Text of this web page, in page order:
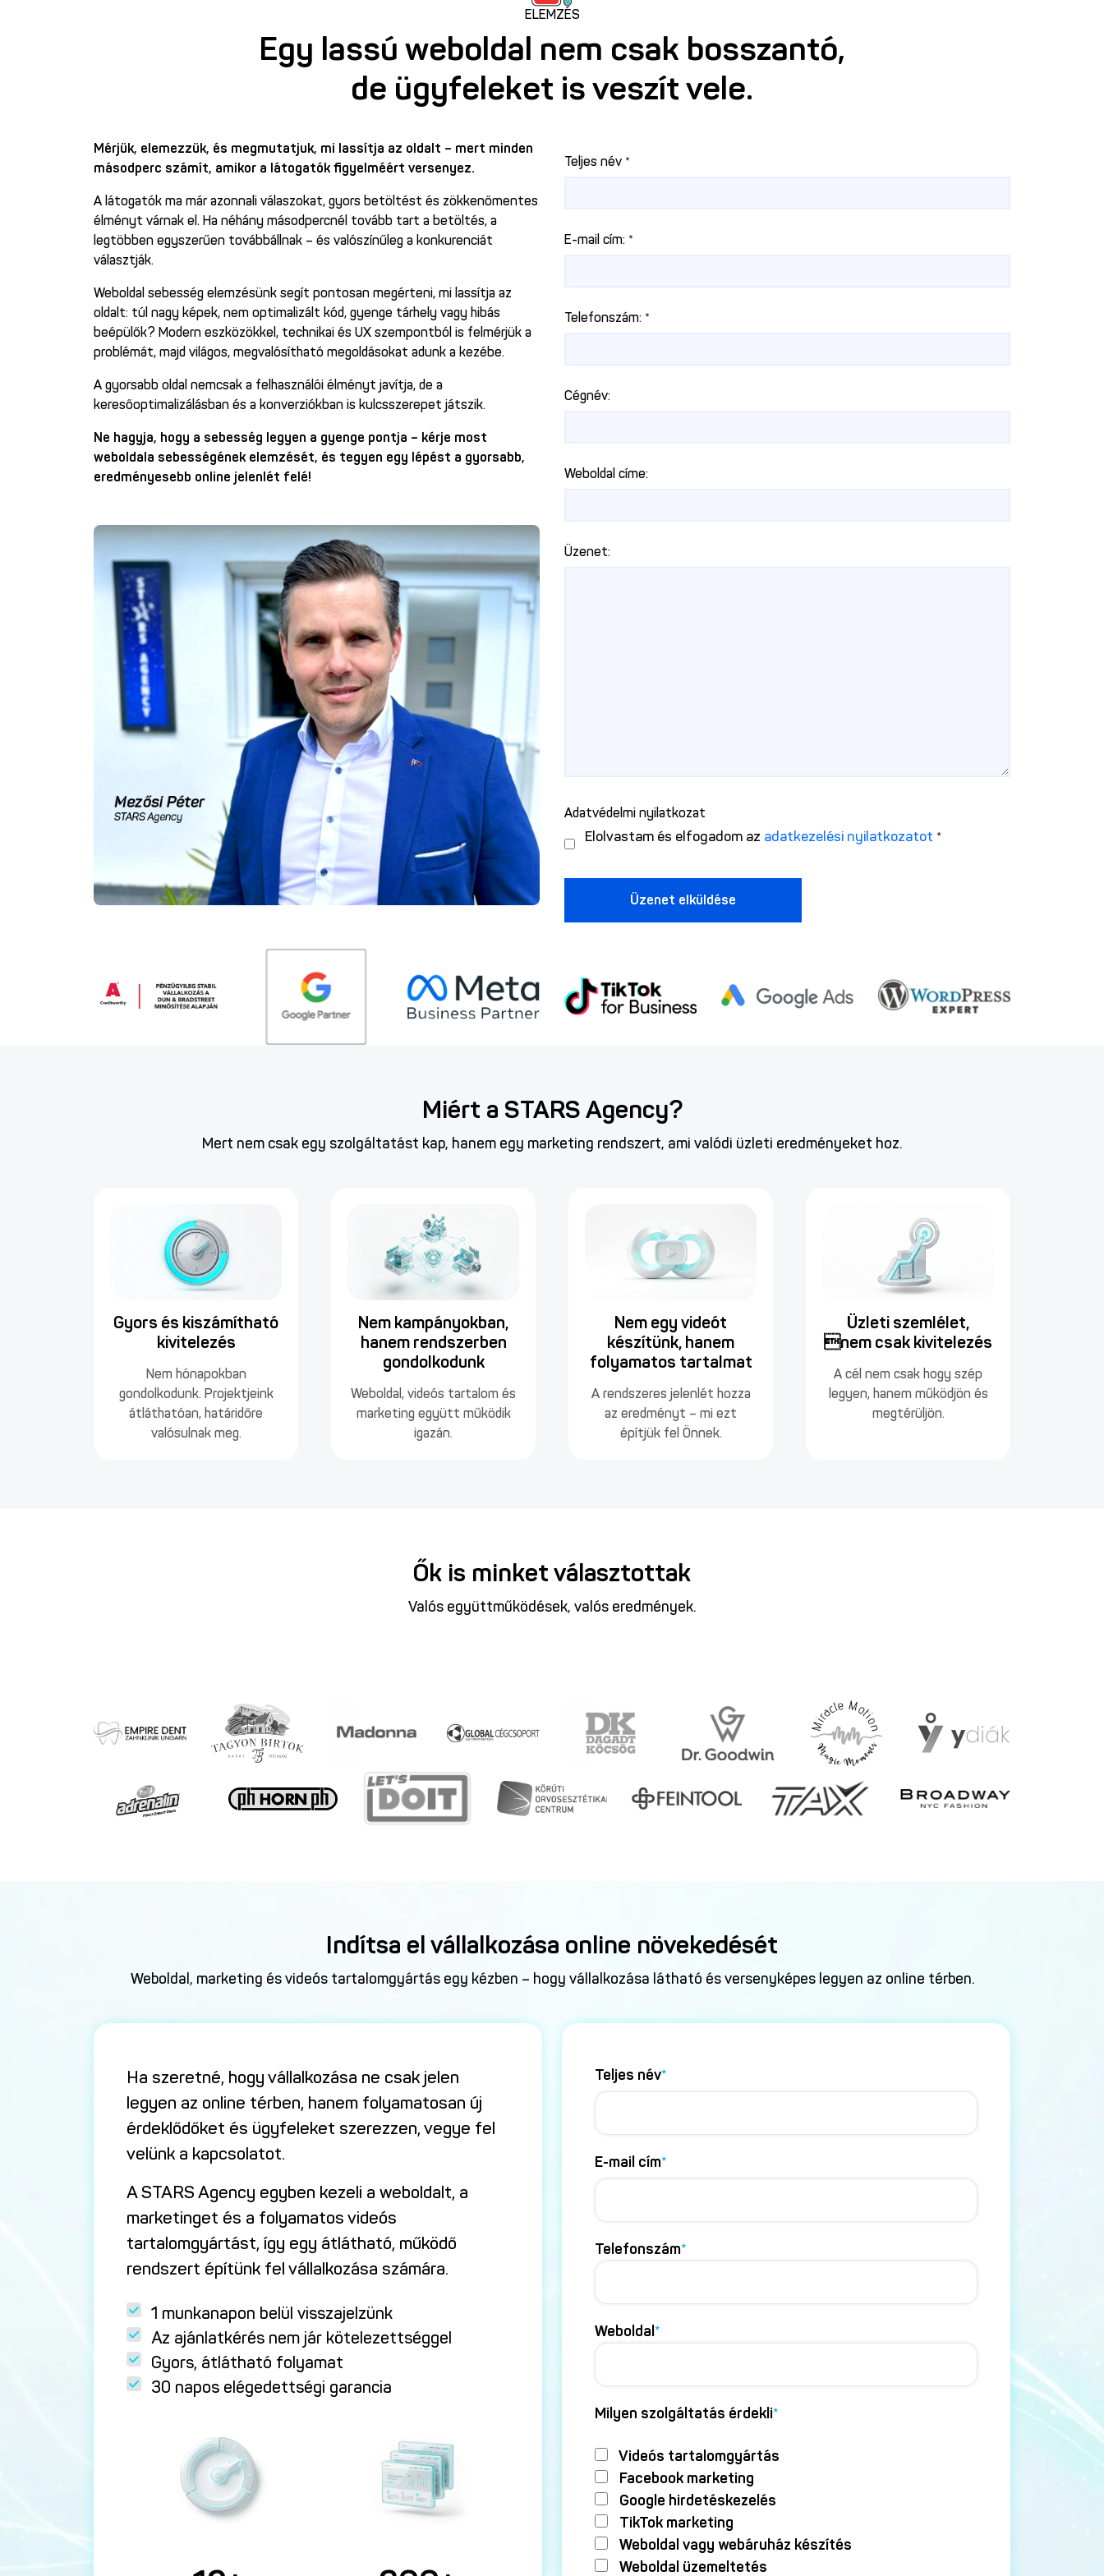
ELEMZÉS
Egy lassú weboldal nem csak bosszantó,
de ügyfeleket is veszít vele.
Mérjük, elemezzük, és megmutatjuk, mi lassítja az oldalt – mert minden
másodperc számít, amikor a látogatók figyelméért versenyez.
A látogatók ma már azonnali válaszokat, gyors betöltést és zökkenőmentes
élményt várnak el. Ha néhány másodpercnél tovább tart a betöltés, a
legtöbben egyszerűen továbbállnak – és valószínűleg a konkurenciát
választják.
Weboldal sebesség elemzésünk segít pontosan megérteni, mi lassítja az
oldalt: túl nagy képek, nem optimalizált kód, gyenge tárhely vagy hibás
beépülők? Modern eszközökkel, technikai és UX szempontból is felmérjük a
problémát, majd világos, megvalósítható megoldásokat adunk a kezébe.
A gyorsabb oldal nemcsak a felhasználói élményt javítja, de a
keresőoptimalizálásban és a konverziókban is kulcsszerepet játszik.
Ne hagyja, hogy a sebesség legyen a gyenge pontja – kérje most
weboldala sebességének elemzését, és tegyen egy lépést a gyorsabb,
eredményesebb online jelenlét felé!
Teljes név *
E-mail cím: *
Telefonszám: *
Cégnév:
Weboldal címe:
Üzenet:
Adatvédelmi nyilatkozat
Elolvastam és elfogadom az adatkezelési nyilatkozatot *
Miért a STARS Agency?
Mert nem csak egy szolgáltatást kap, hanem egy marketing rendszert, ami valódi üzleti eredményeket hoz.
Gyors és kiszámítható
kivitelezés
Nem hónapokban
gondolkodunk. Projektjeink
átláthatóan, határidőre
valósulnak meg.
Nem kampányokban,
hanem rendszerben
gondolkodunk
Weboldal, videós tartalom és
marketing együtt működik
igazán.
Nem egy videót
készítünk, hanem
folyamatos tartalmat
A rendszeres jelenlét hozza
az eredményt – mi ezt
építjük fel Önnek.
Üzleti szemlélet,
nem csak kivitelezés
A cél nem csak hogy szép
legyen, hanem működjön és
megtérüljön.
Ők is minket választottak
Valós együttműködések, valós eredmények.
Indítsa el vállalkozása online növekedését
Weboldal, marketing és videós tartalomgyártás egy kézben – hogy vállalkozása látható és versenyképes legyen az online térben.
Ha szeretné, hogy vállalkozása ne csak jelen
legyen az online térben, hanem folyamatosan új
érdeklődőket és ügyfeleket szerezzen, vegye fel
velünk a kapcsolatot.
A STARS Agency egyben kezeli a weboldalt, a
marketinget és a folyamatos videós
tartalomgyártást, így egy átlátható, működő
rendszert építünk fel vállalkozása számára.
1 munkanapon belül visszajelzünk
Az ajánlatkérés nem jár kötelezettséggel
Gyors, átlátható folyamat
30 napos elégedettségi garancia
Teljes név*
E-mail cím*
Telefonszám*
Weboldal*
Milyen szolgáltatás érdekli*
Videós tartalomgyártás
Facebook marketing
Google hirdetéskezelés
TikTok marketing
Weboldal vagy webáruház készítés
Weboldal üzemeltetés